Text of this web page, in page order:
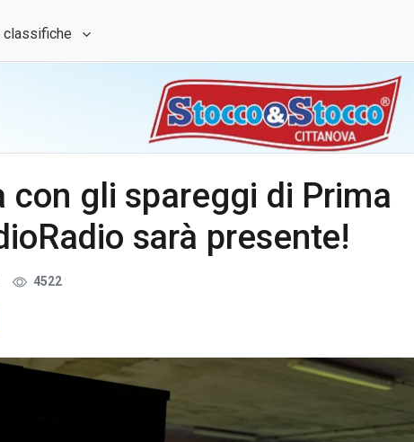
classifiche
con gli spareggi di Prima
sarà presente!
4522